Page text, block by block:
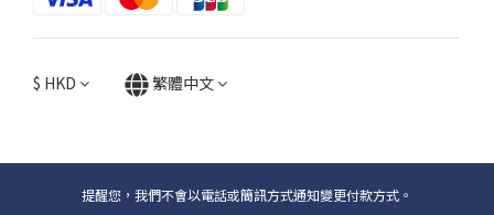
$ HKD 繁體中文
提醒您，我們不會以電話或簡訊方式通知變更付款方式。